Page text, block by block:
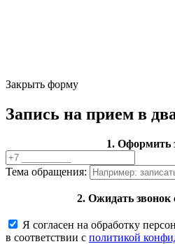
Закрыть форму
Запись на прием в
1. Оформить
Тема обращения:
2. Ожидать звонок
Я согласен на обработку
в соответствии с политикой